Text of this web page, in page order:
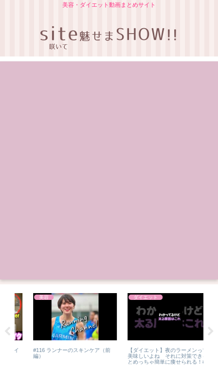
美容・ダイエット動画まとめサイト
美容
#116 ランナーのスキンケア（前
ダイエット
【ダイエット】夜のラーメンって
美味しいよね それに対策できる
とめっちゃ簡単に痩せられる！#ダ